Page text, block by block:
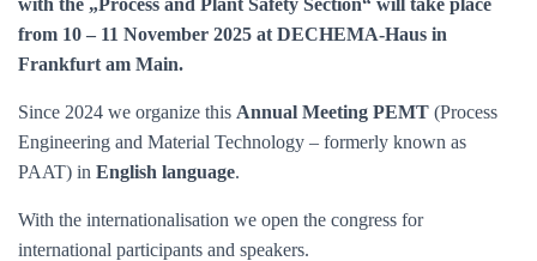
with the „Process and Plant Safety Section“ will take place
from 10 – 11 November 2025 at DECHEMA-Haus in
Frankfurt am Main.
Since 2024 we organize this Annual Meeting PEMT (Process
Engineering and Material Technology – formerly known as
PAAT) in English language.
With the internationalisation we open the congress for
international participants and speakers.